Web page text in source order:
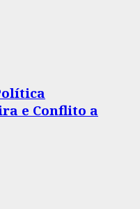
e Conflito a